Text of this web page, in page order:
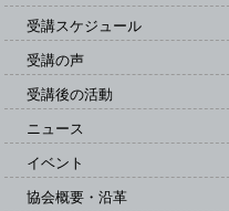
受講スケジュール
受講の声
受講後の活動
ニュース
イベント
協会概要・沿革